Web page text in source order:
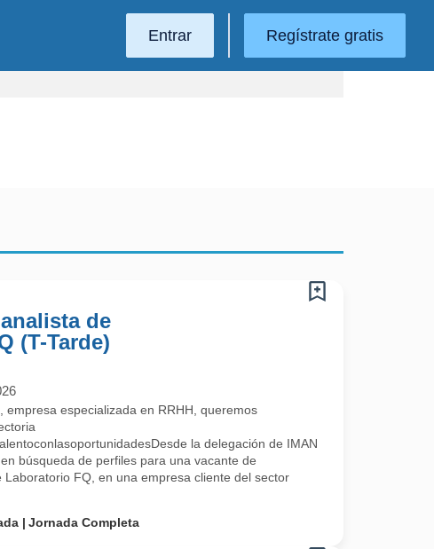
Entrar Regístrate gratis
de
(T-Tarde)
empresa especializada en RRHH, queremos
la delegación de IMAN
búsqueda de perfiles para una vacante de
Laboratorio FQ, en una empresa cliente del sector
Jornada Completa